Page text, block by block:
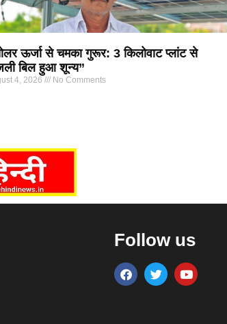
ऊर्जा से चमका गुरूर: 3 किलोवाट प्लांट से
बिल हुआ शून्य”
4, 2026 No Comments
Follow us